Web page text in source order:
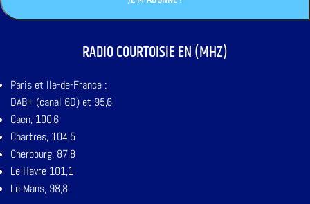
RADIO COURTOISIE EN (MHZ)
Paris et Ile-de-France :
DAB+ (canal 6D) et 95,6
Caen, 100,6
Chartres, 104,5
Cherbourg, 87,8
Le Havre 101,1
Le Mans, 98,8